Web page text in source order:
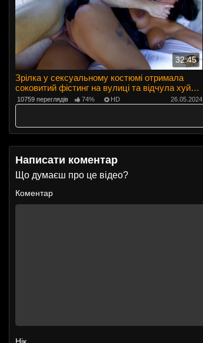
32:45
Зрілка у сексуальному костюмі отримала
соковитий фістинг на вулиці та відчула хуй
мужика у всіх дірках
10759 переглядів 74% HD 26.05.2024
Написати коментар
Що думаєш про це відео?
Коментар
Нік